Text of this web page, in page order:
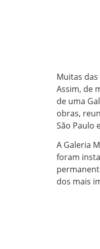
Muitas
Assim, de
de uma
obras,
São Paulo
A Galeria
foram
dos mais